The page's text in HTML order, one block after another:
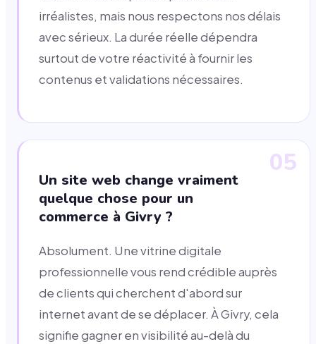
irréalistes, mais nous respectons nos délais
avec sérieux. La durée réelle dépendra
surtout de votre réactivité à fournir les
contenus et validations nécessaires.
05
Un site web change vraiment
quelque chose pour un
commerce à Givry ?
Absolument. Une vitrine digitale
professionnelle vous rend crédible auprès
de clients qui cherchent d'abord sur
internet avant de se déplacer. À Givry, cela
signifie gagner en visibilité au-delà du